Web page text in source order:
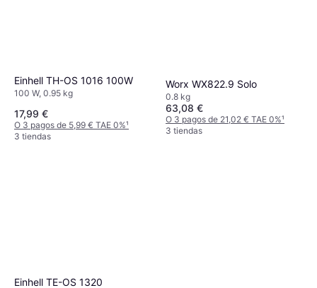
Einhell TH-OS 1016 100W
100 W, 0.95 kg
17,99 €
O 3 pagos de 5,99 € TAE 0%¹
3 tiendas
Worx WX822.9 Solo
0.8 kg
63,08 €
O 3 pagos de 21,02 € TAE 0%¹
3 tiendas
Einhell TE-OS 1320